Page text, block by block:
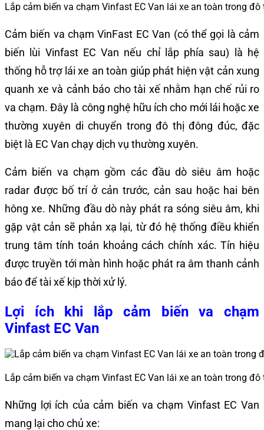
Lắp cảm biến va chạm Vinfast EC Van lái xe an toàn trong đô
Cảm biến va chạm VinFast EC Van (có thể gọi là cảm
biến lùi Vinfast EC Van nếu chỉ lắp phía sau) là hệ
thống hỗ trợ lái xe an toàn giúp phát hiện vật cản xung
quanh xe và cảnh báo cho tài xế nhằm hạn chế rủi ro
va chạm. Đây là công nghệ hữu ích cho mới lái hoặc xe
thường xuyên di chuyển trong đô thị đông đúc, đặc
biệt là EC Van chạy dịch vụ thường xuyên.
Cảm biến va chạm gồm các đầu dò siêu âm hoặc
radar được bố trí ở cản trước, cản sau hoặc hai bên
hông xe. Những đầu dò này phát ra sóng siêu âm, khi
gặp vật cản sẽ phản xạ lại, từ đó hệ thống điều khiển
trung tâm tính toán khoảng cách chính xác. Tín hiệu
được truyền tới màn hình hoặc phát ra âm thanh cảnh
báo để tài xế kịp thời xử lý.
Lợi ích khi lắp cảm biến va chạm
Vinfast EC Van
Lắp cảm biến va chạm Vinfast EC Van lái xe an toàn trong đô
Những lợi ích của cảm biến va chạm Vinfast EC Van
mang lại cho chủ xe: